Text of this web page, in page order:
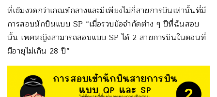
ที่เข้มงวดกว่าเกณฑ์กลางและมีเพียงไม่กี่สายการบินเท่านั้นที่มี
การสอบนักบินแบบ SP “เมื่อรวบข้อจำกัดต่าง ๆ ปีที่ฉันสอบ
นั้น เพศหญิงสามารถสอบแบบ SP ได้ 2 สายการบินในตอนที่
มีอายุไม่เกิน 28 ปี”